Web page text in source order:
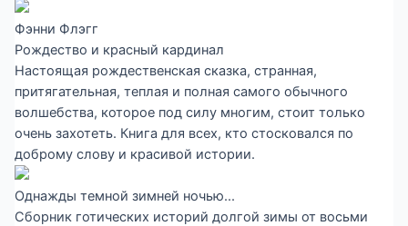
Фэнни Флэгг
Рождество и красный кардинал
Настоящая рождественская сказка, странная,
притягательная, теплая и полная самого обычного
волшебства, которое под силу многим, стоит только
очень захотеть. Книга для всех, кто стосковался по
доброму слову и красивой истории.
Однажды темной зимней ночью...
Сборник готических историй долгой зимы от восьми